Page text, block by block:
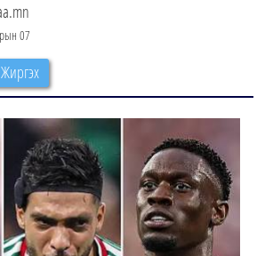
07
Жиргэх